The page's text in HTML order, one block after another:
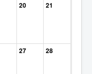
20 21
27 28